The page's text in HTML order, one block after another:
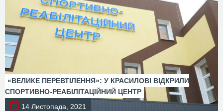
«ВЕЛИКЕ ПЕРЕВТІЛЕННЯ»: У КРАСИЛОВІ ВІДКРИЛИ
СПОРТИВНО-РЕАБІЛІТАЦІЙНИЙ ЦЕНТР
14 Листопада, 2021